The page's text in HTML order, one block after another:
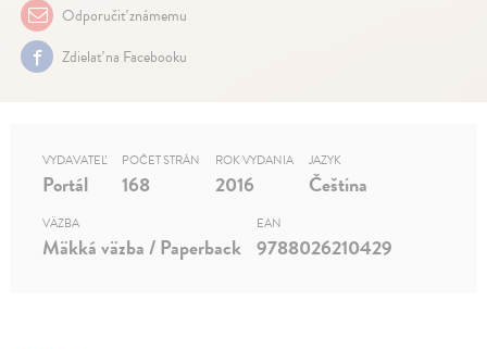
Odporučiť známemu
Zdielať na Facebooku
VYDAVATEĽ
Portál
POČET STRÁN
168
ROK VYDANIA
2016
JAZYK
Čeština
VÄZBA
Mäkká väzba / Paperback
EAN
9788026210429